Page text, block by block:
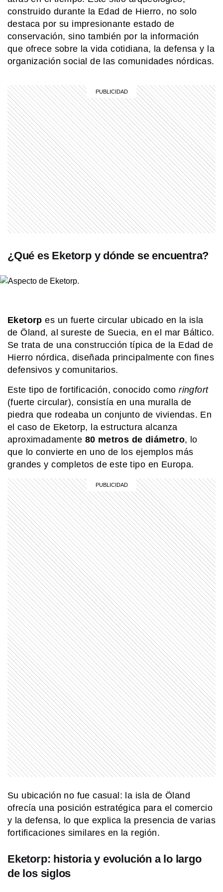
construido durante la Edad de Hierro, no solo
destaca por su impresionante estado de
conservación, sino también por la información
que ofrece sobre la vida cotidiana, la defensa y la
organización social de las comunidades nórdicas.
¿Qué es Eketorp y dónde se encuentra?
Eketorp es un fuerte circular ubicado en la isla
de Öland, al sureste de Suecia, en el mar Báltico.
Se trata de una construcción típica de la Edad de
Hierro nórdica, diseñada principalmente con fines
defensivos y comunitarios.
Este tipo de fortificación, conocido comoringfort
(fuerte circular), consistía en una muralla de
piedra que rodeaba un conjunto de viviendas. En
el caso de Eketorp, la estructura alcanza
aproximadamente 80 metros de diámetro, lo
que lo convierte en uno de los ejemplos más
grandes y completos de este tipo en Europa.
Su ubicación no fue casual: la isla de Öland
ofrecía una posición estratégica para el comercio
y la defensa, lo que explica la presencia de varias
fortificaciones similares en la región.
Eketorp: historia y evolución a lo largo
de los siglos
COMUNIDAD EDUCATIVA
¿Cómo se hace una infografía clara y
atractiva?
MI PAIS
Achupallas: la estación ferroviaria de
Buenos Aires que aún guarda su
historia
MI PAIS
¿Cuándo y dónde nació José de San
Martín?
SABER MAS
Beneficios de la leche: un alimento
que va más allá de la infancia
Martín pescador oriental: el pájaro
por qué son importantes desde la
primera infancia
COMUNIDAD EDUCATIVA
Crianza 2.0: la literatura infantil y
escuelas
MI PAIS
Cerro Colorado: la joya cordobesa
que une arte rupestre, historia y
naturaleza
La ciudad sueca de los pepinos, los
vikingos y la electricidad
SABER MAS
Una banana pegada en la pared: la
obra de arte que se vendió por 6
millones de dólares
MI PAIS
¿Cuándo es el Día de los Abuelos en
Argentina?
MI PAIS
¿Cuándo y dónde nació José de San
Martín?
SABER MAS
¿Qué significa cuando los perros se
ponen panza arriba?
MI PAIS
Existe un pueblo argentino en Salta
que solo se puede visitar por vía
terrestre si pasás por Bolivia
Quién fue Bernardo Houssay, una
figura clave de la ciencia argentina
SABER MAS
¿Por qué bostezamos y por qué se